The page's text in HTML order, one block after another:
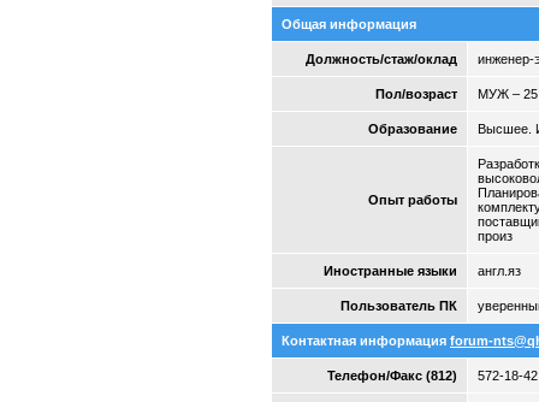
Общая информация
Должность/стаж/оклад инженер-
Пол/возраст МУЖ – 25
Образование Высшее.
Опыт работы
произ
Иностранные языки англ.яз
Пользователь ПК
Контактная информация forum-
Телефон/Факс (812) 572-18-